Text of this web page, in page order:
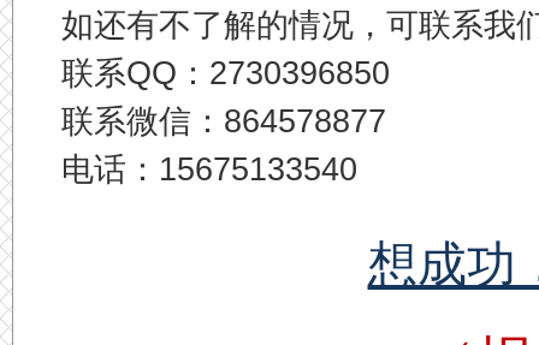
如还有不了解的情况，可联系我
联系QQ：2730396850
联系微信：864578877
电话：15675133540
想成功